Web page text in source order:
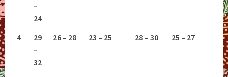
–
24
4
29
–
32
26 – 28 23 – 25 28 – 30 25 – 27